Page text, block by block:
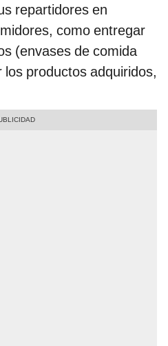
repartidores en
como entregar
(envases de comida
productos adquiridos,